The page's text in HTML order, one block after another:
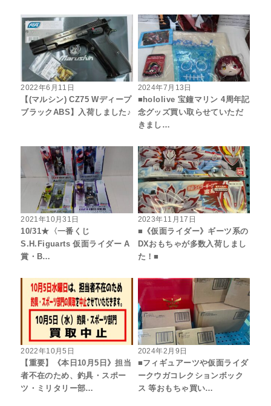
2022年6月11日
【(マルシン) CZ75 Wディープ
ブラックABS】入荷しました♪
2024年7月13日
■hololive 宝鐘マリン 4周年記
念グッズ買い取らせていただ
きまし…
2021年10月31日
10/31★〈一番くじ
S.H.Figuarts 仮面ライダー A
賞・B…
2023年11月17日
■《仮面ライダー》ギーツ系の
DXおもちゃが多数入荷しまし
た！■
2022年10月5日
【重要】《本日10月5日》担当
者不在のため、釣具・スポー
ツ・ミリタリー部…
2024年2月9日
■フィギュアーツや仮面ライダ
ークウガコレクションボック
ス 等おもちゃ買い…